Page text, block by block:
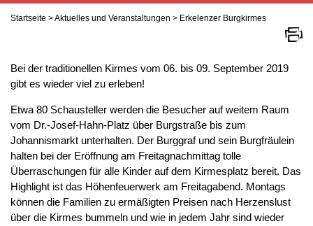
Startseite >Aktuelles und Veranstaltungen > Erkelenzer Burgkirmes
Bei der traditionellen Kirmes vom 06. bis 09. September 2019
gibt es wieder viel zu erleben!
Etwa 80 Schausteller werden die Besucher auf weitem Raum
vom Dr.-Josef-Hahn-Platz über Burgstraße bis zum
Johannismarkt unterhalten. Der Burggraf und sein Burgfräulein
halten bei der Eröffnung am Freitagnachmittag tolle
Überraschungen für alle Kinder auf dem Kirmesplatz bereit. Das
Highlight ist das Höhenfeuerwerk am Freitagabend. Montags
können die Familien zu ermäßigten Preisen nach Herzenslust
über die Kirmes bummeln und wie in jedem Jahr sind wieder